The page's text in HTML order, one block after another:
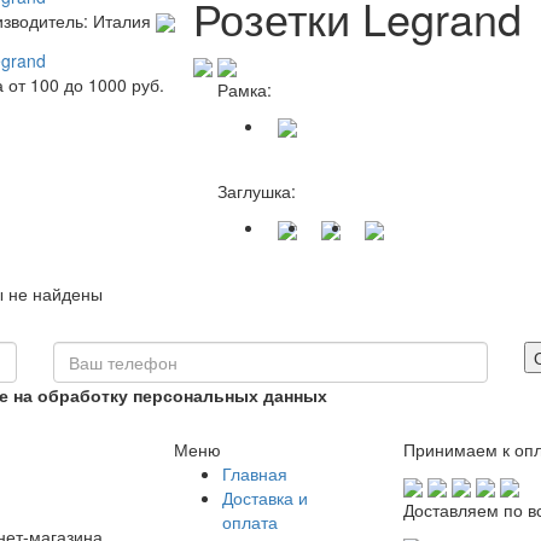
Италия
от 100 до 1000 руб.
Розетки Legrand
Рамка:
Заглушка:
не найдены
на обработку персональных данных
магазина
Меню
Главная
Доставка и
оплата
Принимаем к
Доставляем по